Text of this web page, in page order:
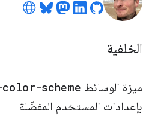
الخلفية
ميزة الوسائط scheme
بإعدادات المستخدم المفضّلة